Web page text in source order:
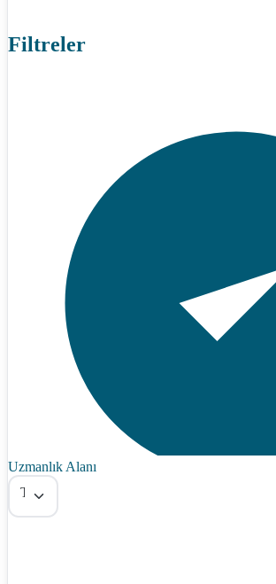
Filtreler
Uzmanlık Alanı
Tümü